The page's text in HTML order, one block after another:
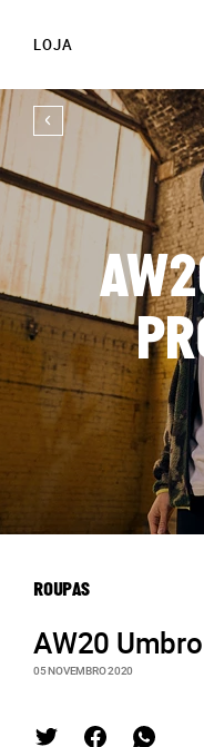
LOJA
ROUPAS
AW20
05 NOVEMBRO 2020